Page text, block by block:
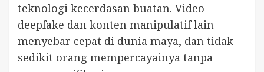
teknologi kecerdasan buatan. Video
deepfake dan konten manipulatif lain
menyebar cepat di dunia maya, dan tidak
sedikit orang mempercayainya tanpa